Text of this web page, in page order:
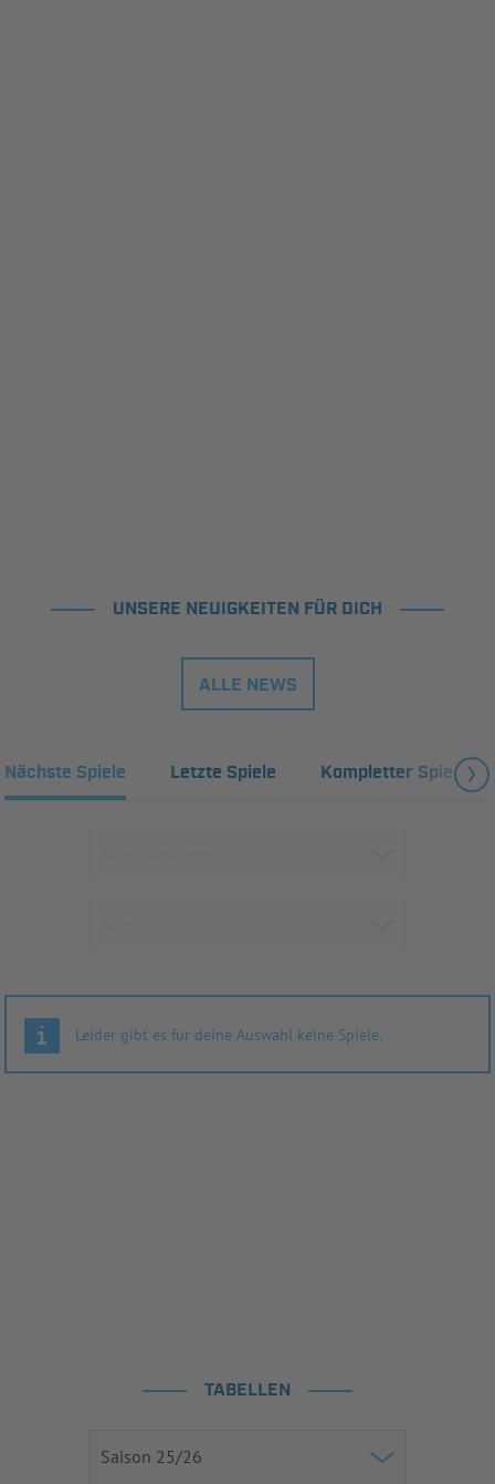
UNSERE NEUIGKEITEN FÜR DICH
ALLE NEWS
Nächste Spiele Letzte Spiele Kompletter Spielplan
Leider gibt es für deine Auswahl keine Spiele.
TABELLEN